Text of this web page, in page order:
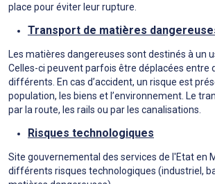
place pour éviter leur rupture.
Transport de matières
Les matières dangereuses sont destinés à un
Celles-ci peuvent parfois être déplacées entre
différents. En cas d’accident, un risque est
population, les biens et l’environnement. Le
par la route, les rails ou par les canalisations.
Risques technologiques
Site gouvernemental des services de l'Etat en
différents risques technologiques (industriel,